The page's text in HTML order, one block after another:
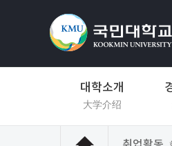
대학소개
大学介绍